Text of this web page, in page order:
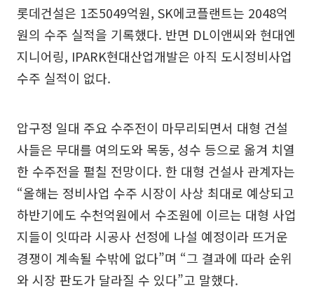
롯데건설은 1조5049억원, SK에코플랜트는 2048억
원의 수주 실적을 기록했다. 반면 DL이앤씨와 현대엔
지니어링, IPARK현대산업개발은 아직 도시정비사업
수주 실적이 없다.
압구정 일대 주요 수주전이 마무리되면서 대형 건설
사들은 무대를 여의도와 목동, 성수 등으로 옮겨 치열
한 수주전을 펼칠 전망이다. 한 대형 건설사 관계자는
“올해는 정비사업 수주 시장이 사상 최대로 예상되고
하반기에도 수천억원에서 수조원에 이르는 대형 사업
지들이 잇따라 시공사 선정에 나설 예정이라 뜨거운
경쟁이 계속될 수밖에 없다”며 “그 결과에 따라 순위
와 시장 판도가 달라질 수 있다”고 말했다.